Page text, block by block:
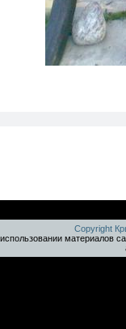
Copyright
материалов